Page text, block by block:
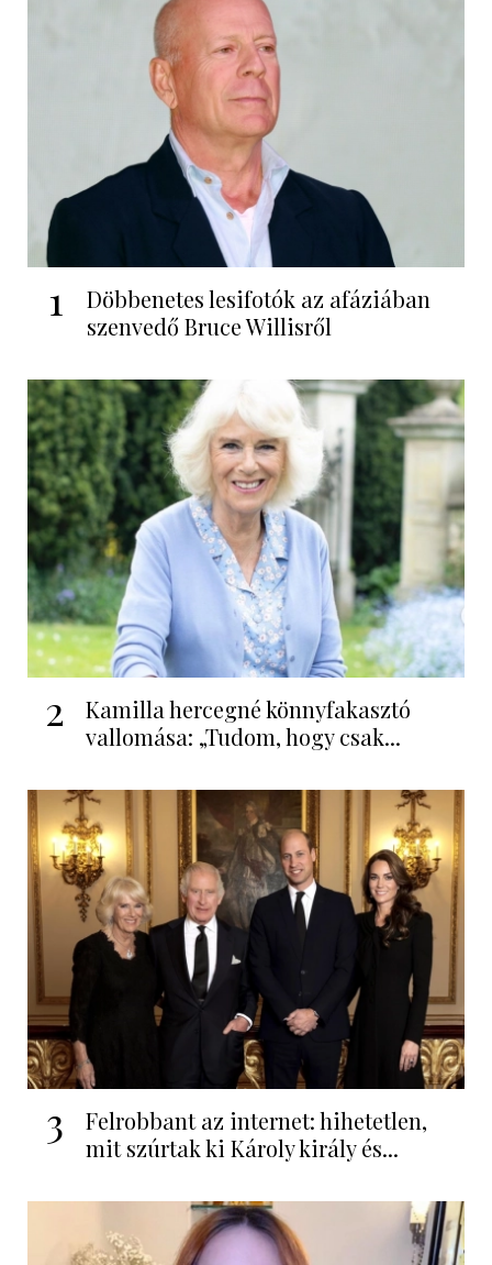
1
Döbbenetes lesifotók az afáziában
szenvedő Bruce Willisről
2
Kamilla hercegné könnyfakasztó
vallomása: „Tudom, hogy csak...
3
Felrobbant az internet: hihetetlen,
mit szúrtak ki Károly király és...